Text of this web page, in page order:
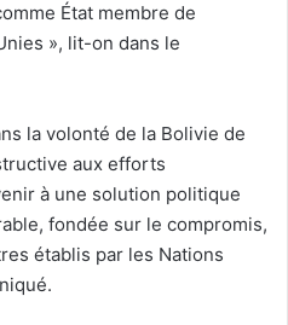
État membre de
», lit-on dans le
la volonté de la Bolivie de
aux efforts
à une solution politique
fondée sur le compromis,
établis par les Nations